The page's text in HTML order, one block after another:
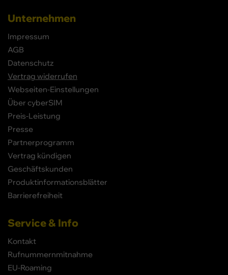
Unternehmen
Impressum
AGB
Datenschutz
Vertrag widerrufen
Webseiten-Einstellungen
Über cyberSIM
Preis-Leistung
Presse
Partnerprogramm
Vertrag kündigen
Geschäftskunden
Produktinformationsblätter
Barrierefreiheit
Service & Info
Kontakt
Rufnummernmitnahme
EU-Roaming